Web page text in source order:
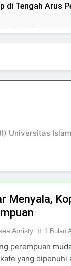
di Tengah Arus
di Media
Universitas
Menyala,
Apristy 1 Bulan
perempuan
yang dipenuhi